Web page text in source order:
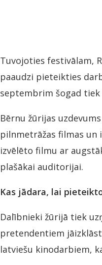
Tuvojoties festivālam,
paaudzi pieteikties
septembrim šogad tiek
Bērnu žūrijas
pilnmetrāžas filmas un
izvēlēto filmu ar
plašākai auditorijai.
Kas jādara, lai
Dalībnieki žūrijā tiek
pretendentiem
latviešu kinodarbiem,